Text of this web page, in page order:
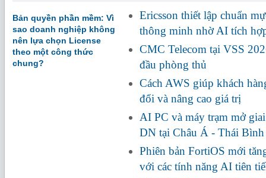
Bản quyền phần mềm: Vì
sao doanh nghiệp không
nên lựa chọn License
theo một công thức
chung?
Ericsson thiết lập chuẩn
thông minh nhờ AI tích
CMC Telecom tại VSS
đầu phòng thủ
Cách AWS giúp khách
đổi và nâng cao giá trị
AI PC và máy trạm mở
DN tại Châu Á - Thái
Phiên bản FortiOS mới
với các tính năng AI tiên